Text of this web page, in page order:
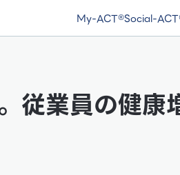
My-ACT®Social-
従業員の健康